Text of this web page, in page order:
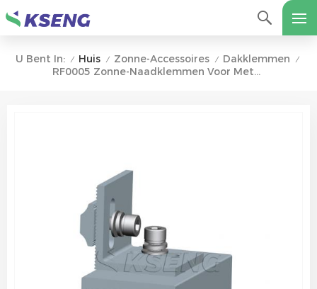
U Bent In: / Huis / Zonne-Accessoires / Dakklemmen /
RF0005 Zonne-Naadklemmen Voor Metalen Dak